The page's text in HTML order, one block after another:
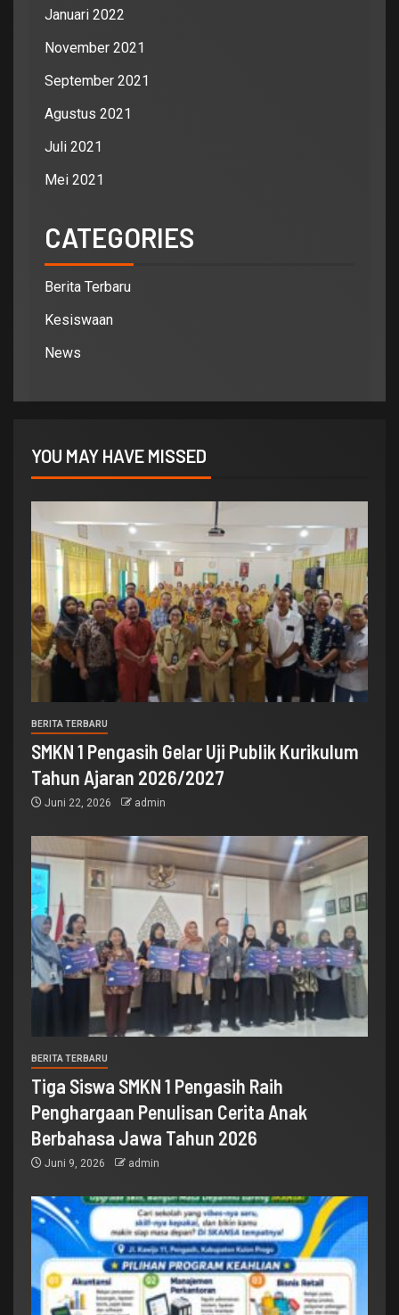
Januari 2022
November 2021
September 2021
Agustus 2021
Juli 2021
Mei 2021
CATEGORIES
Berita Terbaru
Kesiswaan
News
YOU MAY HAVE MISSED
BERITA TERBARU
SMKN 1 Pengasih Gelar Uji Publik Kurikulum
Tahun Ajaran 2026/2027
Juni 22, 2026 admin
BERITA TERBARU
Tiga Siswa SMKN 1 Pengasih Raih
Penghargaan Penulisan Cerita Anak
Berbahasa Jawa Tahun 2026
Juni 9, 2026 admin